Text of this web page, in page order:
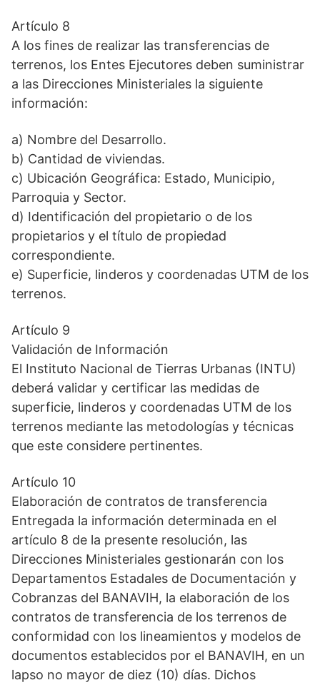
Artículo 8
A los fines de realizar las transferencias de
terrenos, los Entes Ejecutores deben suministrar
a las Direcciones Ministeriales la siguiente
información:
a) Nombre del Desarrollo.
b) Cantidad de viviendas.
c) Ubicación Geográfica: Estado, Municipio,
Parroquia y Sector.
d) Identificación del propietario o de los
propietarios y el título de propiedad
correspondiente.
e) Superficie, linderos y coordenadas UTM de los
terrenos.
Artículo 9
Validación de Información
El Instituto Nacional de Tierras Urbanas (INTU)
deberá validar y certificar las medidas de
superficie, linderos y coordenadas UTM de los
terrenos mediante las metodologías y técnicas
que este considere pertinentes.
Artículo 10
Elaboración de contratos de transferencia
Entregada la información determinada en el
artículo 8 de la presente resolución, las
Direcciones Ministeriales gestionarán con los
Departamentos Estadales de Documentación y
Cobranzas del BANAVIH, la elaboración de los
contratos de transferencia de los terrenos de
conformidad con los lineamientos y modelos de
documentos establecidos por el BANAVIH, en un
lapso no mayor de diez (10) días. Dichos